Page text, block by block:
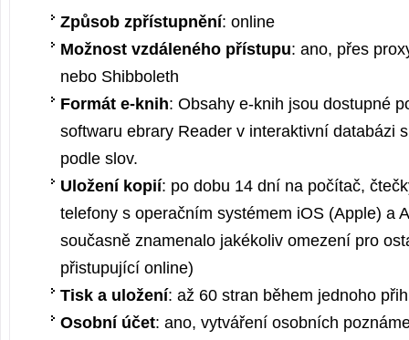
Způsob zpřístupnění: online
Možnost vzdáleného přístupu: ano, přes
nebo Shibboleth
Formát e-knih: Obsahy e-knih jsou dostupné
softwaru ebrary Reader v interaktivní databázi
podle slov.
Uložení kopií: po dobu 14 dní na počítač,
telefony s operačním systémem iOS (Apple) a
současně znamenalo jakékoliv omezení pro
přistupující online)
Tisk a uložení: až 60 stran během jednoho
Osobní účet: ano, vytváření osobních